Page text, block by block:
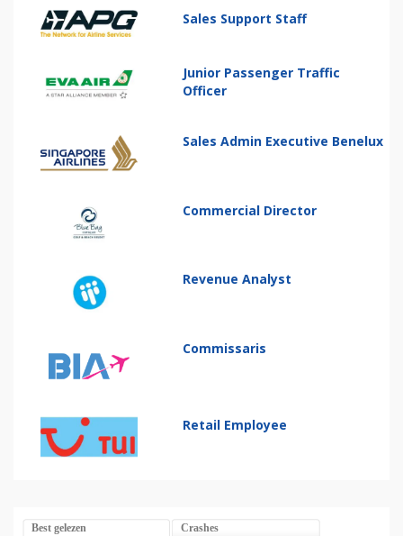
Sales Support Staff
Junior Passenger Traffic
Officer
Sales Admin Executive Benelux
Commercial Director
Revenue Analyst
Commissaris
Retail Employee
Best gelezen Crashes